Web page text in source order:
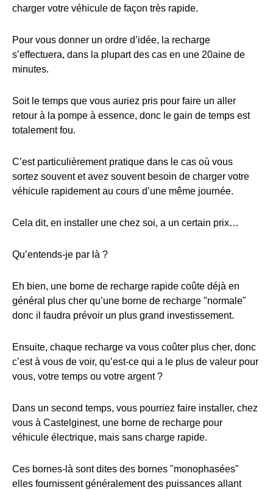
charger votre véhicule de façon très rapide.
Pour vous donner un ordre d’idée, la recharge
s’effectuera, dans la plupart des cas en une 20aine de
minutes.
Soit le temps que vous auriez pris pour faire un aller
retour à la pompe à essence, donc le gain de temps est
totalement fou.
C’est particulièrement pratique dans le cas où vous
sortez souvent et avez souvent besoin de charger votre
véhicule rapidement au cours d’une même journée.
Cela dit, en installer une chez soi, a un certain prix…
Qu’entends-je par là ?
Eh bien, une borne de recharge rapide coûte déjà en
général plus cher qu’une borne de recharge "normale"
donc il faudra prévoir un plus grand investissement.
Ensuite, chaque recharge va vous coûter plus cher, donc
c’est à vous de voir, qu’est-ce qui a le plus de valeur pour
vous, votre temps ou votre argent ?
Dans un second temps, vous pourriez faire installer, chez
vous à Castelginest, une borne de recharge pour
véhicule électrique, mais sans charge rapide.
Ces bornes-là sont dites des bornes "monophasées"
elles fournissent généralement des puissances allant